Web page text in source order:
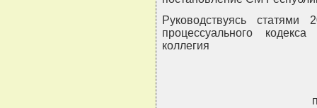
Руководствуясь
процессуального
коллегия